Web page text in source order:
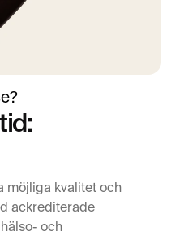
möjliga kvalitet och
ackrediterade
och